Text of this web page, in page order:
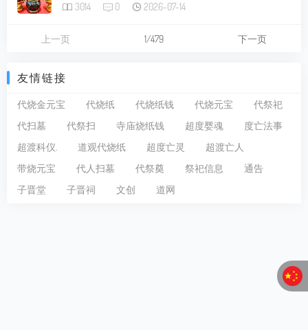
3014 0 2026-07-14
上一页 1/479 下一页
友情链接
代烧金元宝 代烧纸 代烧纸钱 代烧元宝
代祭祀
代扫墓
代祭扫 寺庙烧纸钱 超度婴魂
度亡法事
超渡科仪.
道观代烧纸 超度亡灵
超渡亡人
带烧元宝
代人扫墓 代祭奠 祭祀信息
通告
子晋堂
子晋祠 文创 道网